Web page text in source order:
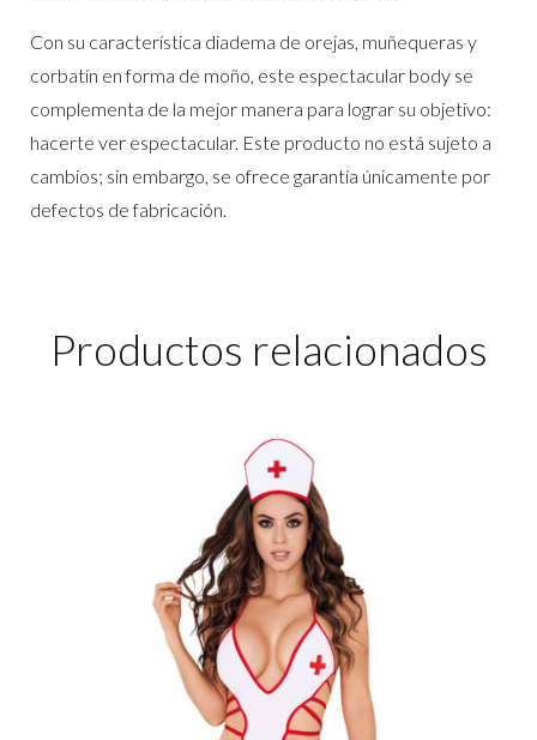
Con su característica diadema de orejas, muñequeras y
corbatín en forma de moño, este espectacular body se
complementa de la mejor manera para lograr su objetivo:
hacerte ver espectacular. Este producto no está sujeto a
cambios; sin embargo, se ofrece garantía únicamente por
defectos de fabricación.
Productos relacionados